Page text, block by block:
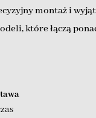
montaż i
które łączą